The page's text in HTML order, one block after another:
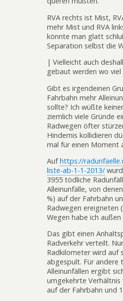
RVA rechts ist Mist,
mehr Mist und RVA
könnte man glatt
Separation selbst die
| Vielleicht auch
gebaut werden wo viel
Gibt es irgendeinen
Fahrbahn mehr
sollte? Ich wüßte
ziemlich viele Gründe
Radwegen öfter
Hindernis kollidieren
mal für einen Moment
Aufhttps://
liste-ab-1-1-2013/
3955 tödliche
Alleinunfälle, von
%) auf der Fahrbahn
Radwegen ereigneten
Wegen habe ich
Das gibt einen
Radverkehr verteilt.
Radkilometer wird auf
abgespult. Für andere
Alleinunfällen ergibt
umgekehrte Verhältnis
auf der Fahrbahn und